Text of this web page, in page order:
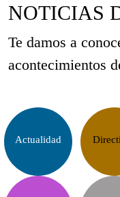
NOTICIAS
Te damos a
acontecimientos
Actualidad